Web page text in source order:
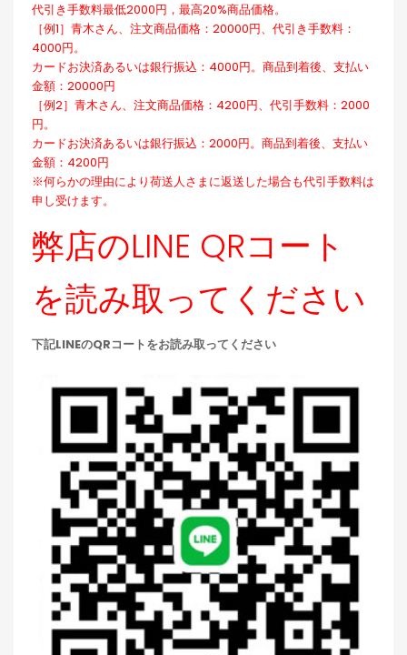
代引き手数料最低2000円，最高20%商品価格。
［例1］青木さん、注文商品価格：20000円、代引き手数料：
4000円。
カードお決済あるいは銀行振込：4000円。商品到着後、支払い
金額：20000円
［例2］青木さん、注文商品価格：4200円、代引手数料：2000
円。
カードお決済あるいは銀行振込：2000円。商品到着後、支払い
金額：4200円
※何らかの理由により荷送人さまに返送した場合も代引手数料は
申し受けます。
弊店のLINE QRコート
を読み取ってください
下記LINEのQRコートをお読み取ってください